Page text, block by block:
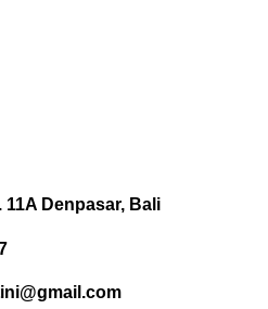
Denpasar, Bali